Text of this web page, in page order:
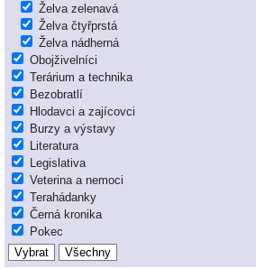
Želva zelenavá
Želva čtyřprstá
Želva nádherná
Obojživelníci
Terárium a technika
Bezobratlí
Hlodavci a zajícovci
Burzy a výstavy
Literatura
Legislativa
Veterina a nemoci
Terahádanky
Černá kronika
Pokec